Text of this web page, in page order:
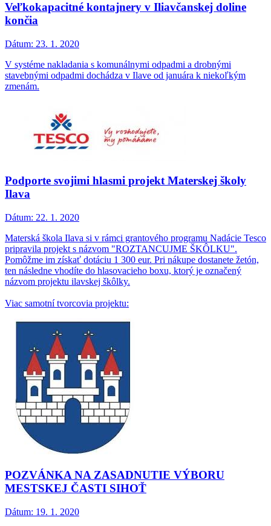
Veľkokapacitné kontajnery v Iliavčanskej doline
končia
Dátum: 23. 1. 2020
V systéme nakladania s komunálnymi odpadmi a drobnými
stavebnými odpadmi dochádza v Ilave od januára k niekoľkým
zmenám.
Podporte svojimi hlasmi projekt Materskej školy
Ilava
Dátum: 22. 1. 2020
Materská škola Ilava si v rámci grantového programu Nadácie Tesco
pripravila projekt s názvom "ROZTANCUJME ŠKÔLKU".
Pomôžme im získať dotáciu 1 300 eur. Pri nákupe dostanete žetón,
ten následne vhodíte do hlasovacieho boxu, ktorý je označený
názvom projektu ilavskej škôlky.
Viac samotní tvorcovia projektu:
POZVÁNKA NA ZASADNUTIE VÝBORU
MESTSKEJ ČASTI SIHOŤ
Dátum: 19. 1. 2020